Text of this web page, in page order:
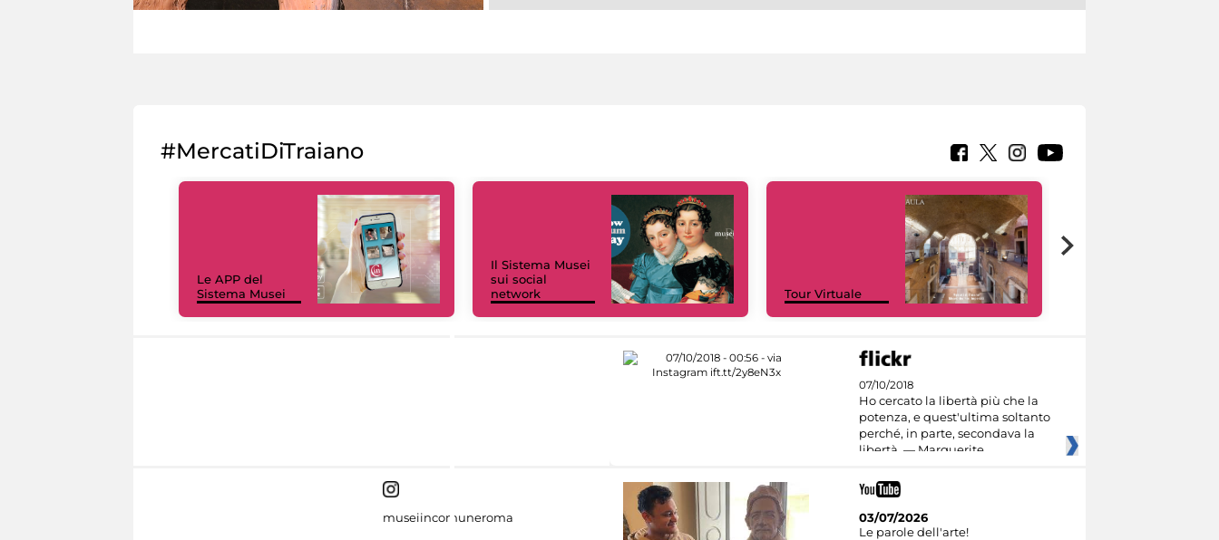
#MercatiDiTraiano
Le APP del
Sistema Musei
Il Sistema Musei
sui social
network
Tour Virtuale
07/10/2018
Ho cercato la libertà più che la
potenza, e quest'ultima soltanto
perché, in parte, secondava la
libertà. — Marguerite
museiincomuneroma
03/07/2026
Le parole dell'arte!